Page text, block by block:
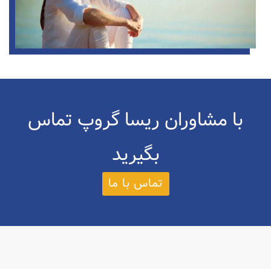
با مشاوران ریسا گروپ تماس
بگیرید
تماس با ما